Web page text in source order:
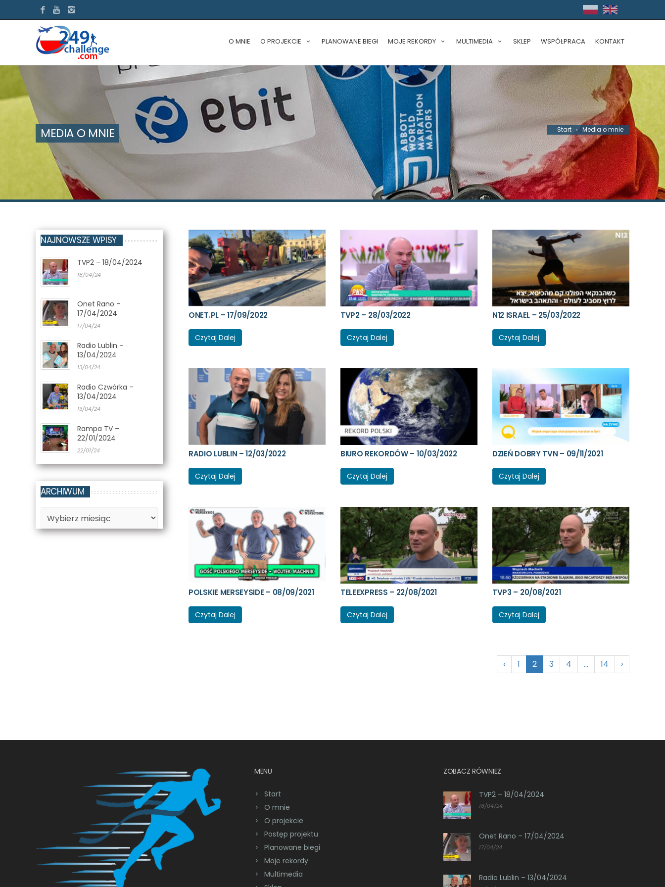
O MNIE O PROJEKCIE PLANOWANE BIEGI MOJE REKORDY MULTIMEDIA SKLEP WSPÓŁPRACA KONTAKT
Start Media o mnie
MEDIA O MNIE
NAJNOWSZE WPISY
TVP2 – 18/04/2024
18/04/24
Onet Rano –
17/04/2024
17/04/24
Radio Lublin –
13/04/2024
13/04/24
Radio Czwórka –
13/04/2024
13/04/24
Rampa TV –
22/01/2024
22/01/24
ARCHIWUM
Archiwum
ONET.PL – 17/09/2022
Czytaj Dalej
TVP2 – 28/03/2022
Czytaj Dalej
N12 ISRAEL – 25/03/2022
Czytaj Dalej
RADIO LUBLIN – 12/03/2022
Czytaj Dalej
BIURO REKORDÓW – 10/03/2022
Czytaj Dalej
DZIEŃ DOBRY TVN – 09/11/2021
Czytaj Dalej
POLSKIE MERSEYSIDE – 08/09/2021
Czytaj Dalej
TELEEXPRESS – 22/08/2021
Czytaj Dalej
TVP3 – 20/08/2021
Czytaj Dalej
‹ 1 2 3 4 … 14 ›
MENU
Start
O mnie
O projekcie
Postęp projektu
Planowane biegi
Moje rekordy
Multimedia
ZOBACZ RÓWNIEŻ
TVP2 – 18/04/2024
18/04/24
Onet Rano – 17/04/2024
17/04/24
Radio Lublin – 13/04/2024